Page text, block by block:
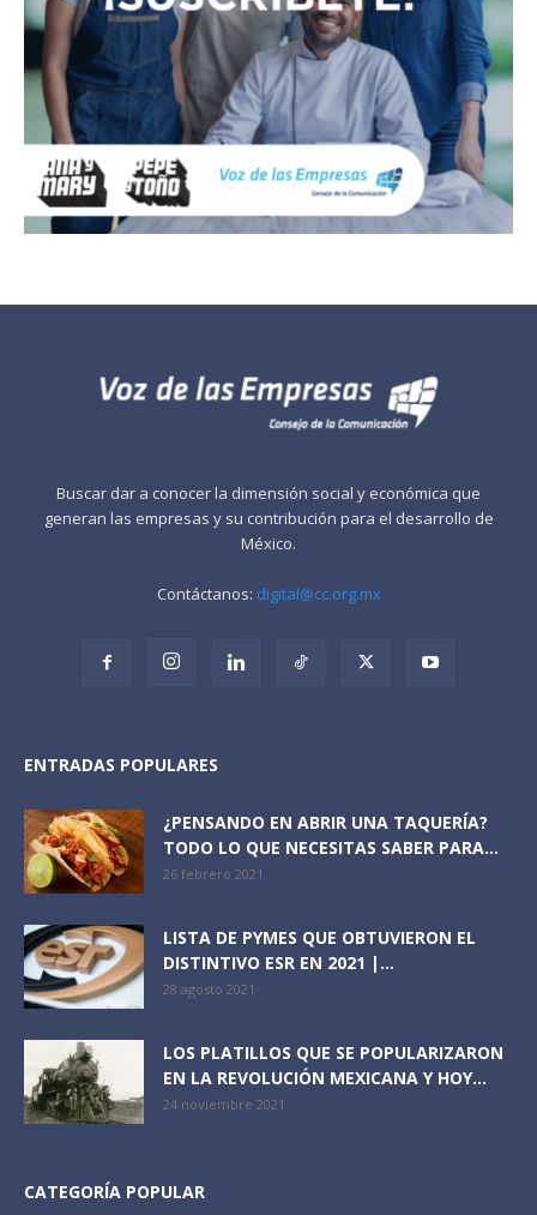
Buscar dar a conocer la dimensión social y económica que
generan las empresas y su contribución para el desarrollo de
México.
Contáctanos: digital@cc.org.mx
ENTRADAS POPULARES
¿PENSANDO EN ABRIR UNA TAQUERÍA?
TODO LO QUE NECESITAS SABER PARA...
26 febrero 2021
LISTA DE PYMES QUE OBTUVIERON EL
DISTINTIVO ESR EN 2021 |...
28 agosto 2021
LOS PLATILLOS QUE SE POPULARIZARON
EN LA REVOLUCIÓN MEXICANA Y HOY...
24 noviembre 2021
CATEGORÍA POPULAR